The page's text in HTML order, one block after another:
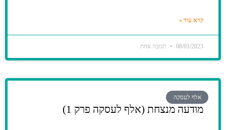
קרא עוד »
08/01/2023 תגובה אחת
אלף לעסקה
מודעה מנצחת (אלף לעסקה פרק 1)